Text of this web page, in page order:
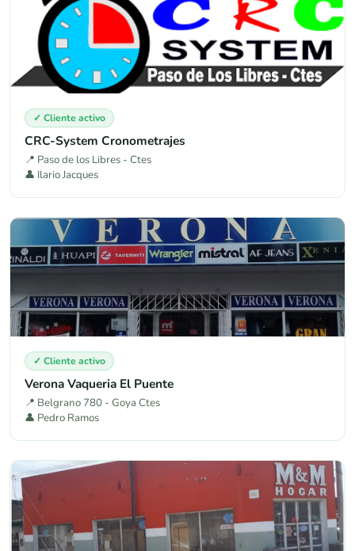
✓ Cliente activo
CRC-System Cronometrajes
📍 Paso de los Libres - Ctes
👤 Ilario Jacques
✓ Cliente activo
Verona Vaqueria El Puente
📍 Belgrano 780 - Goya Ctes
👤 Pedro Ramos